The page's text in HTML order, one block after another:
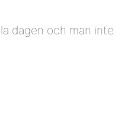
dagen och man